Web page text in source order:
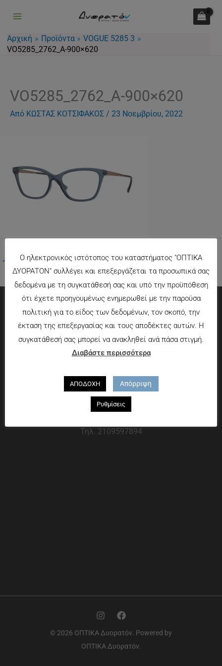
περιεχόμενο
Αρχική Προϊόντα
VOGUE 5285 3
VO5285_2762_A-900×620
VO5285_2762_A-900×620
Από ΚΩΣΤΑΣ ΚΟΤΣΙΦΑΚΟΣ / 23 Νοεμβρίου, 2022
← Προηγούμενο Πολυμέσα
Πληροφορίες
Τρόποι πληρωμής
Τρόποι αποστολής
Που θα μας βρείτε
Χαροκόπου 13-15, Αθήνα 176 72
Τηλ. 2109597894
© 2026 ΟΠΤΙΚΑ Δυορατόν. Powered by
ΟΠΤΙΚΑ Δυορατόν.
Ο ηλεκτρονικός ιστότοπος του καταστήματος "ΟΠΤΙΚΑ
ΔΥΟΡΑΤΟΝ" συλλέγει και επεξεργάζεται τα προσωπικά σας
δεδομένα με τη συγκατάθεσή σας και υπό την προϋπόθεση
ότι έχετε προηγουμένως ενημερωθεί με την παρούσα
πολιτική για το είδος των δεδομένων, τον σκοπό, την
έκταση της επεξεργασίας και τους αποδέκτες αυτών. Η
συγκατάθεσή σας μπορεί να ανακληθεί ανά πάσα στιγμή.
Διαβάστε περισσότερα
ΑΠΟΔΟΧΗ Απόρριψη
Ρυθμίσεις